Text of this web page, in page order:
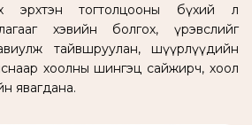
эрхтэн тогтолцооны бүхий л
хэвийн болгох, үрэвслийг
тайвшруулан, шүүрлүүдийн
хоолны шингэц сайжирч, хоол
явагдана.